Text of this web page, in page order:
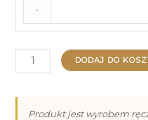
-
ilość
Praliny
Dzień
DODAJ DO
Produkt jest wyrobem